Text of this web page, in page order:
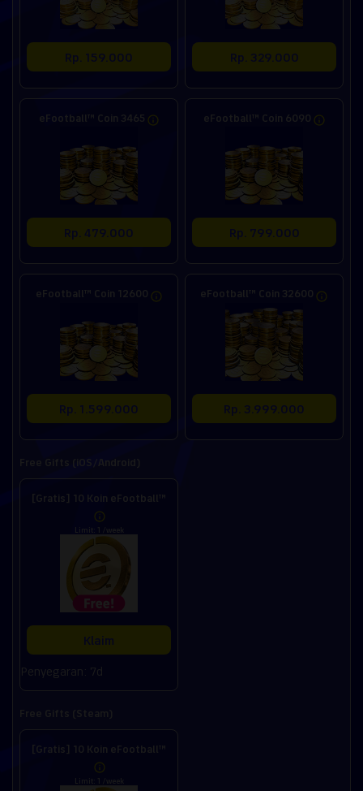
Rp. 159.000 Rp. 329.000
eFootball™ Coin 3465
Rp. 479.000
eFootball™ Coin 6090
Rp. 799.000
eFootball™ Coin 12600
Rp. 1.599.000
eFootball™ Coin 32600
Rp. 3.999.000
[Gratis] 10 Koin eFootball™
Limit: 1 /week
Klaim
Penyegaran: 7d
[Gratis] 10 Koin eFootball™
Limit: 1 /week